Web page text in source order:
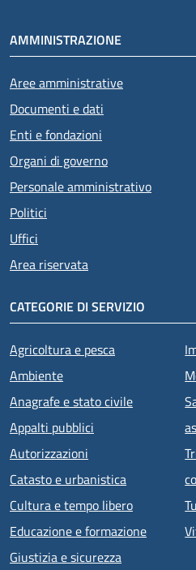
AMMINISTRAZIONE
Aree amministrative
Documenti e dati
Enti e fondazioni
Organi di governo
Personale amministrativo
Politici
Uffici
Area riservata
CATEGORIE DI SERVIZIO
Agricoltura e pesca
Ambiente
Anagrafe e stato civile
Appalti pubblici
Autorizzazioni
Catasto e urbanistica
Cultura e tempo libero
Educazione e formazione
Giustizia e sicurezza